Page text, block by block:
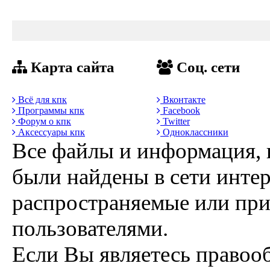
Карта сайта
Всё для кпк
Программы кпк
Форум о кпк
Аксессуары кпк
Соц. сети
Вконтакте
Facebook
Twitter
Одноклассники
Все файлы и информация,
были найдены в сети
распространяемые или
пользователями.
Если Вы являетесь